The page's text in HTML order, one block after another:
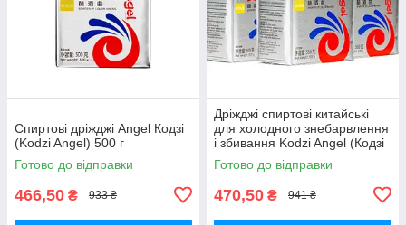
Спиртові дріжджі Angel Кодзі
(Kodzi Angel) 500 г
Готово до відправки
466,50 ₴ 933 ₴
Дріжджі спиртові китайські
для холодного знебарвлення
і збивання Kodzi Angel (Кодзі
Ангел) пачка 500 грамів
Готово до відправки
470,50 ₴ 941 ₴